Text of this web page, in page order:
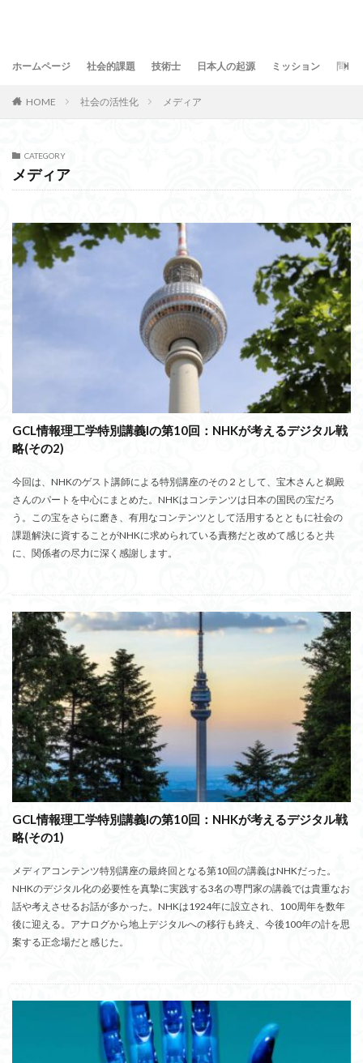
ホームページ 社会的課題 技術士 日本人の起源 ミッション 問合
HOME 社会の活性化 メディア
CATEGORY
メディア
GCL情報理工学特別講義Iの第10回：NHKが考えるデジタル戦
略(その2)
今回は、NHKのゲスト講師による特別講座のその２として、宝木さんと鵜殿
さんのパートを中心にまとめた。NHKはコンテンツは日本の国民の宝だろ
う。この宝をさらに磨き、有用なコンテンツとして活用するとともに社会の
課題解決に資することがNHKに求められている責務だと改めて感じると共
に、関係者の尽力に深く感謝します。
GCL情報理工学特別講義Iの第10回：NHKが考えるデジタル戦
略(その1)
メディアコンテンツ特別講座の最終回となる第10回の講義はNHKだった。
NHKのデジタル化の必要性を真摯に実践する3名の専門家の講義では貴重なお
話や考えさせるお話が多かった。NHKは1924年に設立され、100周年を数年
後に迎える。アナログから地上デジタルへの移行も終え、今後100年の計を思
案する正念場だと感じた。